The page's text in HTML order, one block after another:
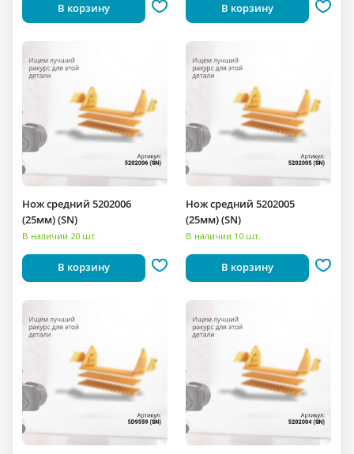
В корзину В корзину
Нож средний 5202006
(25мм) (SN)
В наличии 20 шт.
В корзину
Нож средний 5202005
(25мм) (SN)
В наличии 10 шт.
В корзину